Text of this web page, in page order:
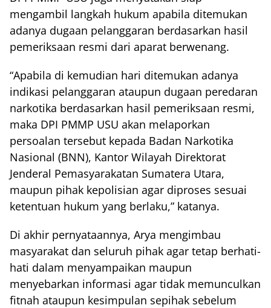
mengambil langkah hukum apabila ditemukan
adanya dugaan pelanggaran berdasarkan hasil
pemeriksaan resmi dari aparat berwenang.
“Apabila di kemudian hari ditemukan adanya
indikasi pelanggaran ataupun dugaan peredaran
narkotika berdasarkan hasil pemeriksaan resmi,
maka DPI PMMP USU akan melaporkan
persoalan tersebut kepada Badan Narkotika
Nasional (BNN), Kantor Wilayah Direktorat
Jenderal Pemasyarakatan Sumatera Utara,
maupun pihak kepolisian agar diproses sesuai
ketentuan hukum yang berlaku,” katanya.
Di akhir pernyataannya, Arya mengimbau
masyarakat dan seluruh pihak agar tetap berhati-
hati dalam menyampaikan maupun
menyebarkan informasi agar tidak memunculkan
fitnah ataupun kesimpulan sepihak sebelum